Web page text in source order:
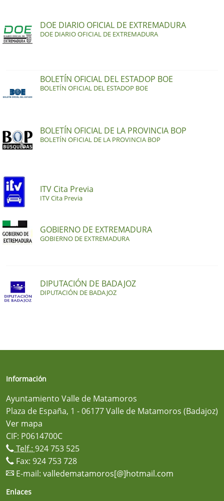
DOE DIARIO OFICIAL DE EXTREMADURA
DOE DIARIO OFICIAL DE EXTREMADURA
BOLETÍN OFICIAL DEL ESTADOP BOE
BOLETÍN OFICIAL DEL ESTADOP BOE
BOLETÍN OFICIAL DE LA PROVINCIA BOP
BOLETÍN OFICIAL DE LA PROVINCIA BOP
ITV Cita Previa
ITV Cita Previa
GOBIERNO DE EXTREMADURA
GOBIERNO DE EXTREMADURA
DIPUTACIÓN DE BADAJOZ
DIPUTACIÓN DE BADAJOZ
Información
Ayuntamiento Valle de Matamoros
Plaza de España, 1 - 06177 Valle de Matamoros (Badajoz)
Ver mapa
CIF: P0614700C
Telf.: 924 753 525
Fax: 924 753 728
E-mail: valledematamoros[@]hotmail.com
Enlaces